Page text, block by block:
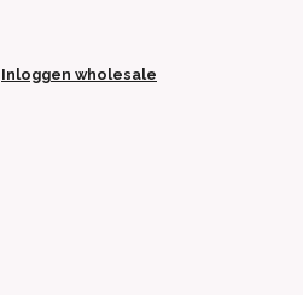
Inloggen wholesale